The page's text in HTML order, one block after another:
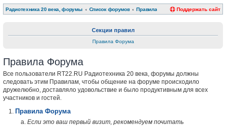
Радиотехника 20 века, форумы Список форумов Правила Поддержать сайт
Секции правил
Правила Форума
Правила Форума
Все пользователи RT22.RU Радиотехника 20 века, форумы должны
следовать этим Правилам, чтобы общение на форуме происходило
дружелюбно, доставляло удовольствие и было продуктивным для всех
участников и гостей.
Правила Форума
Если это ваш первый визит, рекомендуем почитать